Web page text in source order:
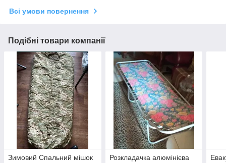
Всі умови повернення
Подібні товари компанії
Зимовий Спальний мішок
Розкладачка алюмінієва